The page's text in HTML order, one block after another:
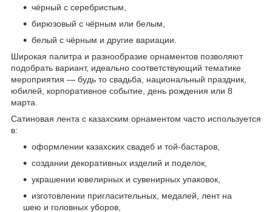
чёрный с серебристым,
бирюзовый с чёрным или белым,
белый с чёрным и другие вариации.
Широкая палитра и разнообразие орнаментов позволяют
подобрать вариант, идеально соответствующий тематике
мероприятия — будь то свадьба, национальный праздник,
юбилей, корпоративное событие, день рождения или 8
марта.
Сатиновая лента с казахским орнаментом часто используется
в:
оформлении казахских свадеб и той-бастаров,
создании декоративных изделий и поделок,
украшении ювелирных и сувенирных упаковок,
изготовлении пригласительных, медалей, лент на
шею и головных уборов,